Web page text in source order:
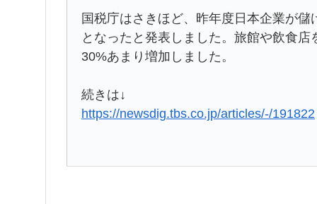
国税庁はさきほど、昨年度日本企業が
となったと発表しました。旅館や飲食
30%あまり増加しました。
続きは↓
https://newsdig.tbs.co.jp/articles/-/191822